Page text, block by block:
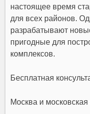
настоящее время
для всех районов.
разрабатывают
пригодные для
комплексов.
Бесплатная
Москва и